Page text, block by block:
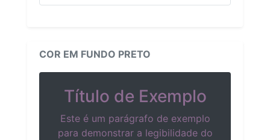
COR EM FUNDO PRETO
Título de Exemplo
Este é um parágrafo de exemplo
para demonstrar a legibilidade do